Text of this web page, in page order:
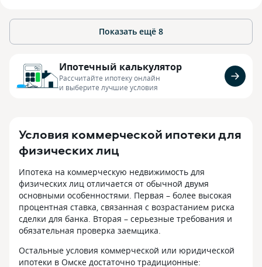
Показать ещё 8
Ипотечный калькулятор
Рассчитайте ипотеку онлайн
и выберите лучшие условия
Условия коммерческой ипотеки для
физических лиц
Ипотека на коммерческую недвижимость для
физических лиц отличается от обычной двумя
основными особенностями. Первая – более высокая
процентная ставка, связанная с возрастанием риска
сделки для банка. Вторая – серьезные требования и
обязательная проверка заемщика.
Остальные условия коммерческой или юридической
ипотеки в Омске достаточно традиционные: